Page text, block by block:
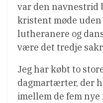
var den navnestrid
kristent møde uden
lutheranere og
være det tredje
Jeg har købt to
dagmartærter, der
imellem de fem